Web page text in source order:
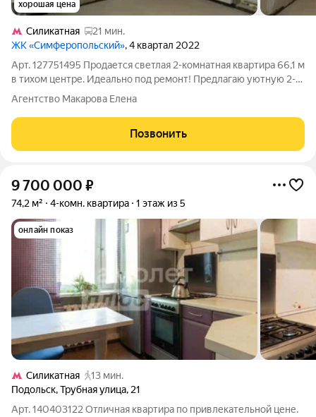
хорошая цена
Силикатная
21 мин.
ЖК «Симферопольский», 4 квартал 2022
Арт. 127751495 Продается светлая 2-комнатная квартира 66,1 м
в тихом центре. Идеально под ремонт! Предлагаю уютную 2-
комнатную квартиру площадью 66,1 м на 1 этаже 10-этажного
панельного дома. Это вариант для тех, кто ценит тишину,
развитую
Агентство Макарова Елена
Позвонить
9 700 000 ₽
74,2 м² 4-комн. квартира 1 этаж из 5
онлайн показ
Силикатная
13 мин.
Подольск,Трубная улица, 21
Арт. 140403122 Отличная квартира по привлекательной цене.